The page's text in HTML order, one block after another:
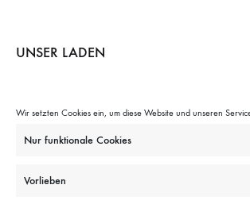
Wir setzten Cookies ein, um diese Website und unseren
Nur funktionale Cookies
Vorlieben
UNSER LADEN
E-MAIL
info@larnac-manukahonig.de